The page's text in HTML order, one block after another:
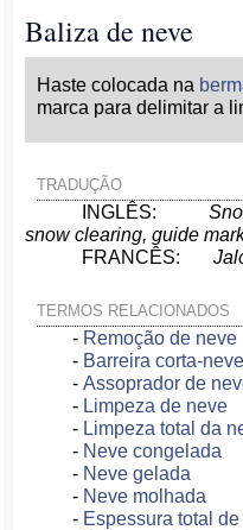
Baliza de neve
Haste colocada na
marca para delimitar a
TRADUÇÃO
INGLÊS:
snow clearing, guide
FRANCÊS:
TERMOS RELACIONADOS
- Remoção de neve
- Barreira corta-
-Assoprador de
- Limpeza de neve
- Limpeza total da
- Neve congelada
- Neve gelada
- Neve molhada
- Espessura total